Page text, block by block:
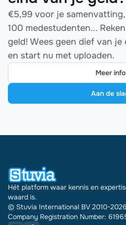
€5,99 voor je
100 medestudenten...
geld! Wees geen dief van
en start nu met uploaden.
Meer info
Aan de
Hét platform waar kennis en
waard is.
© Stuvia International BV 2010-2026
Company Registration Number: